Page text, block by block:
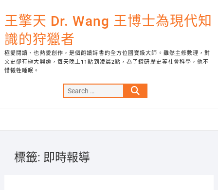
to
content
王擎天 Dr. Wang 王博士為現代知
識的狩獵者
極愛閱讀、也熱愛創作，是個飽讀詩書的全方位國寶級大師。雖然主修數理，對
文史卻有極大興趣，每天晚上11點到凌晨2點，為了鑽研歷史等社會科學，他不
惜犧牲睡眠。
Search
…
標籤: 即時報導